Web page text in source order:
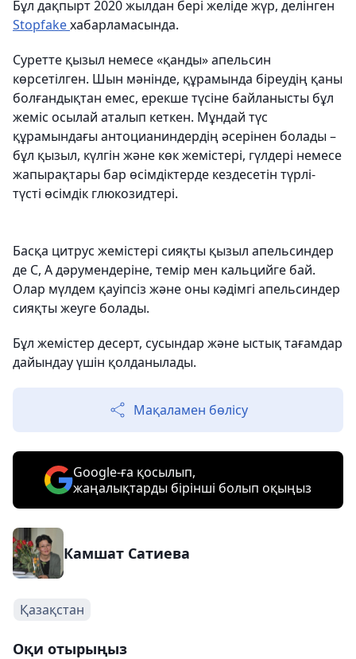
Бұл дақпырт 2020 жылдан бері желіде жүр, делінген
Stopfakeхабарламасында.
Cуретте қызыл немесе «қанды» апельсин
көрсетілген. Шын мәнінде, құрамында біреудің қаны
болғандықтан емес, ерекше түсіне байланысты бұл
жеміс осылай аталып кеткен. Мұндай түс
құрамындағы антоцианиндердің әсерінен болады –
бұл қызыл, күлгін және көк жемістері, гүлдері немесе
жапырақтары бар өсімдіктерде кездесетін түрлі-
түсті өсімдік глюкозидтері.
Басқа цитрус жемістері сияқты қызыл апельсиндер
де С, А дәрумендеріне, темір мен кальцийге бай.
Олар мүлдем қауіпсіз және оны кәдімгі апельсиндер
сияқты жеуге болады.
Бұл жемістер десерт, сусындар және ыстық тағамдар
дайындау үшін қолданылады.
Мақаламен бөлісу
Google-ға қосылып,
жаңалықтарды бірінші болып оқыңыз
Камшат Сатиева
Қазақстан
Оқи отырыңыз